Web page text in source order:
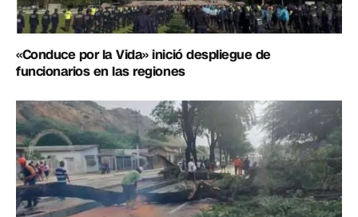
«Conduce por la Vida» inició despliegue de
funcionarios en las regiones